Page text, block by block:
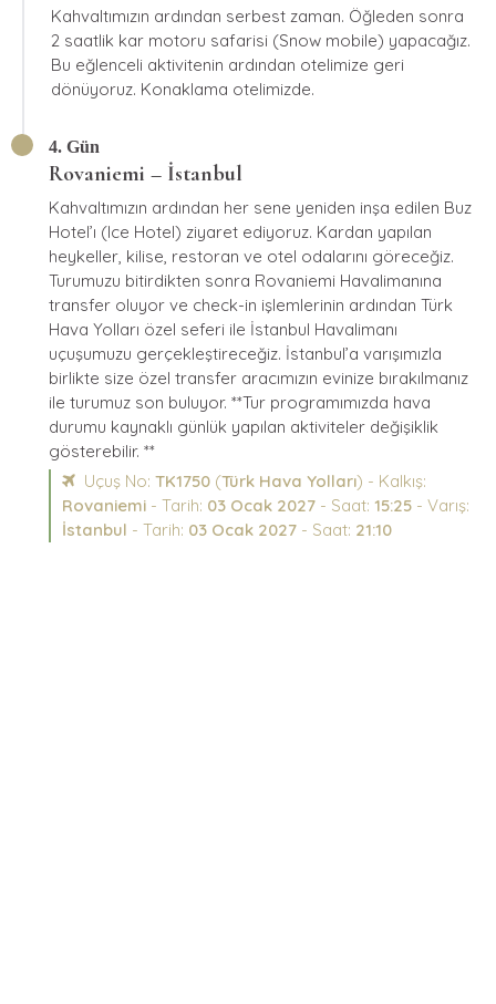
Kahvaltımızın ardından serbest zaman. Öğleden sonra
2 saatlik kar motoru safarisi (Snow mobile) yapacağız.
Bu eğlenceli aktivitenin ardından otelimize geri
dönüyoruz. Konaklama otelimizde.
4. Gün
Rovaniemi – İstanbul
Kahvaltımızın ardından her sene yeniden inşa edilen Buz
Hotel’ı (Ice Hotel) ziyaret ediyoruz. Kardan yapılan
heykeller, kilise, restoran ve otel odalarını göreceğiz.
Turumuzu bitirdikten sonra Rovaniemi Havalimanına
transfer oluyor ve check-in işlemlerinin ardından Türk
Hava Yolları özel seferi ile İstanbul Havalimanı
uçuşumuzu gerçekleştireceğiz. İstanbul’a varışımızla
birlikte size özel transfer aracımızın evinize bırakılmanız
ile turumuz son buluyor. **Tur programımızda hava
durumu kaynaklı günlük yapılan aktiviteler değişiklik
gösterebilir. **
Uçuş No: TK1750 (Türk Hava Yolları) - Kalkış:
Rovaniemi - Tarih: 03 Ocak 2027 - Saat: 15:25 - Varış:
İstanbul - Tarih: 03 Ocak 2027 - Saat: 21:10